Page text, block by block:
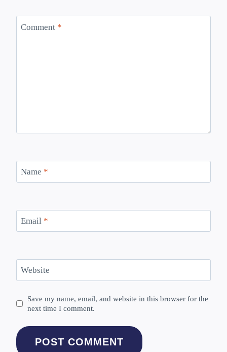
Comment *
Name *
Email *
Website
Save my name, email, and website in this browser for the
next time I comment.